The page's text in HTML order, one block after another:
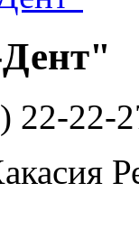
22-22-